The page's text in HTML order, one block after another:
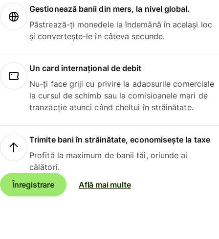
Gestionează banii din mers, la nivel global.
Păstrează-ți monedele la îndemână în același loc
și convertește-le în câteva secunde.
Un card internațional de debit
Nu-ți face griji cu privire la adaosurile comerciale
la cursul de schimb sau la comisioanele mari de
tranzacție atunci când cheltui în străinătate.
Trimite bani în străinătate, economisește la taxe
Profită la maximum de banii tăi, oriunde ai
călători.
Înregistrare
Află mai multe